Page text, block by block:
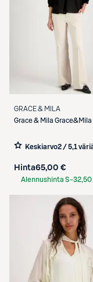
GRACE & MILA
Grace & Mila Grace&Mila
Keskiarvo2 / 5,1
Hinta65,00 €
Alennushinta S-32,50